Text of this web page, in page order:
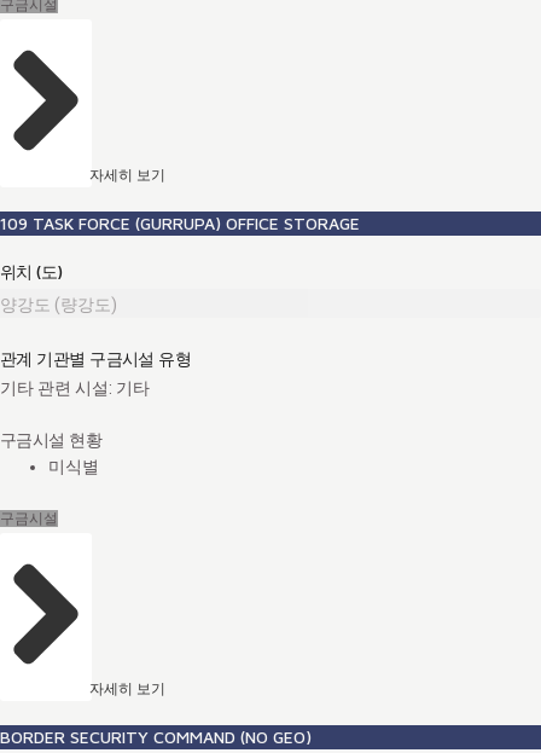
구금시설
자세히 보기
109 TASK FORCE (GURRUPA) OFFICE STORAGE
위치 (도)
양강도 (량강도)
관계 기관별 구금시설 유형
기타 관련 시설: 기타
구금시설 현황
미식별
구금시설
자세히 보기
BORDER SECURITY COMMAND (NO GEO)